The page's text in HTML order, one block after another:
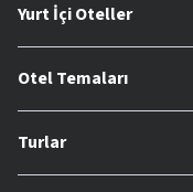
Yurt İçi Oteller
Otel Temaları
Turlar